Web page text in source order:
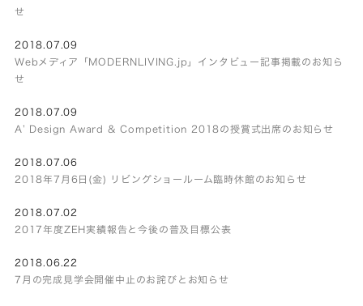
せ
2018.07.09
Webメディア「MODERNLIVING.jp」インタビュー記事掲載のお知ら
せ
2018.07.09
A’ Design Award & Competition 2018の授賞式出席のお知らせ
2018.07.06
2018年7月6日(金) リビングショールーム臨時休館のお知らせ
2018.07.02
2017年度ZEH実績報告と今後の普及目標公表
2018.06.22
7月の完成見学会開催中止のお詫びとお知らせ